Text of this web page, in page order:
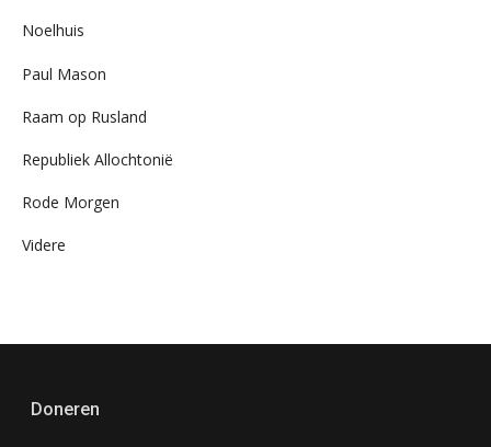
Noelhuis
Paul Mason
Raam op Rusland
Republiek Allochtonië
Rode Morgen
Videre
Doneren